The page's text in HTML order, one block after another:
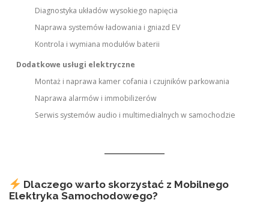
Diagnostyka układów wysokiego napięcia
Naprawa systemów ładowania i gniazd EV
Kontrola i wymiana modułów baterii
Dodatkowe usługi elektryczne
Montaż i naprawa kamer cofania i czujników parkowania
Naprawa alarmów i immobilizerów
Serwis systemów audio i multimedialnych w samochodzie
Dlaczego warto skorzystać z Mobilnego
Elektryka Samochodowego?